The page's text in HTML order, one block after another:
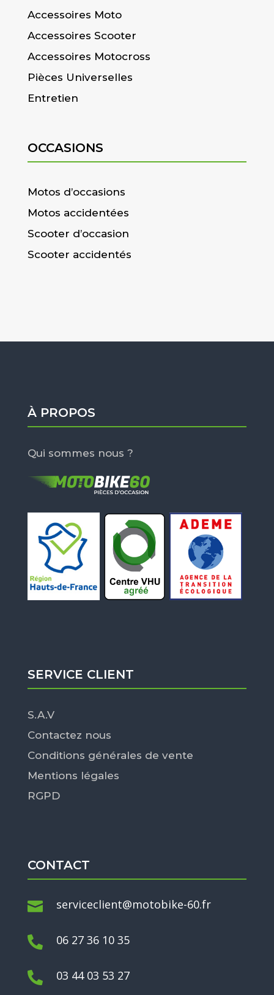
Accessoires Moto
Accessoires Scooter
Accessoires Motocross
Pièces Universelles
Entretien
OCCASIONS
Motos d’occasions
Motos accidentées
Scooter d’occasion
Scooter accidentés
À PROPOS
Qui sommes nous ?
SERVICE CLIENT
S.A.V
Contactez nous
Conditions générales de vente
Mentions légales
RGPD
CONTACT
 serviceclient@motobike-60.fr
 06 27 36 10 35
 03 44 03 53 27